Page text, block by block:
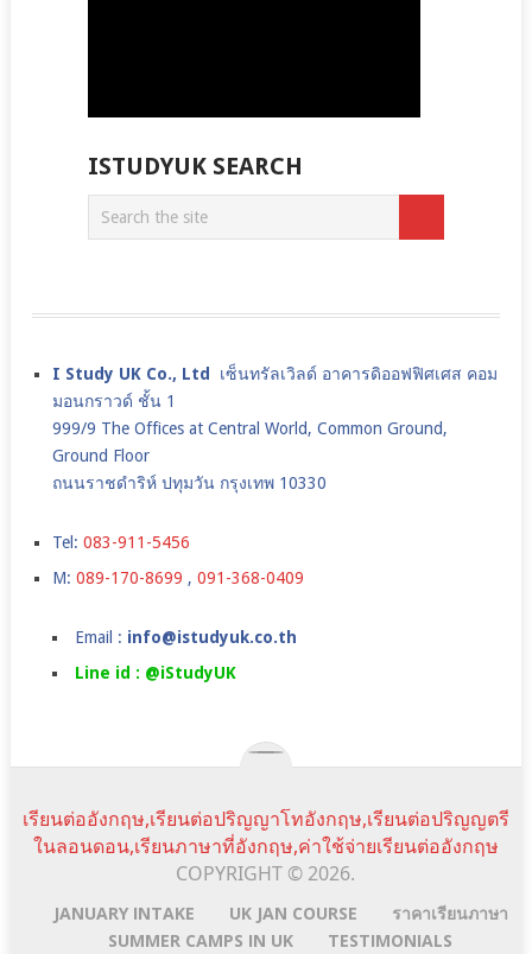
ISTUDYUK SEARCH
I Study UK Co., Ltd เซ็นทรัลเวิลด์ อาคารดิออฟฟิศเศส คอม
มอนกราวด์ ชั้น 1
999/9 The Offices at Central World, Common Ground,
Ground Floor
ถนนราชดำริห์ ปทุมวัน กรุงเทพ 10330
Tel: 083-911-5456
M: 089-170-8699 , 091-368-0409
Email : info@istudyuk.co.th
Line id : @iStudyUK
เรียนต่ออังกฤษ,เรียนต่อปริญญาโทอังกฤษ,เรียนต่อปริญญตรี
ในลอนดอน,เรียนภาษาที่อังกฤษ,ค่าใช้จ่ายเรียนต่ออังกฤษ
COPYRIGHT © 2026.
JANUARY INTAKE UK JAN COURSE
ราคาเรียนภาษา
SUMMER CAMPS IN UK
TESTIMONIALS